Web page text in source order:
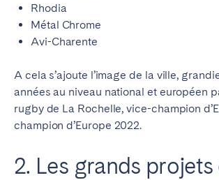
Rhodia
Métal Chrome
Avi-Charente
A cela s’ajoute l’image de la ville,
années au niveau national et européen
rugby de La Rochelle, vice-champion
champion d’Europe 2022.
2. Les grands projets